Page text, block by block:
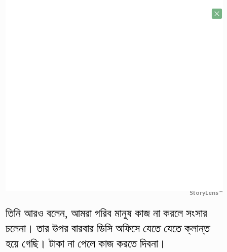
StoryLens™
তিনি আরও বলেন, আমরা গরিব মানুষ কাজ না করলে সংসার
চলেনা। তার উপর বারবার ডিসি অফিসে যেতে যেতে ক্লান্ত
হয়ে গেছি। টাকা না পেলে কাজ করতে দিবনা।